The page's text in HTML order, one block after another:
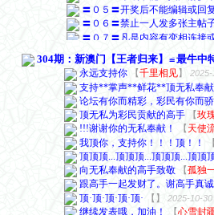
304期：新澳门【王者归来】≌最牛
永远支持你 【千里相见】
支持**掌声**鲜花**顶无私奉
论坛有你而精彩，彩民有你而
顶无私为彩民贡献的高手 【玫
!!!谢谢你的无私奉献！ 【 天使
我顶你，支持你！！！顶！！
顶顶顶...顶顶顶...顶顶顶...顶顶
向无私奉献的高手致敬 【孤独
跟高手一起发财了。谢高手真诚
顶·顶·顶·顶·顶· 【 】 2025-10-
继续发表哦，加油！ 【心雪封